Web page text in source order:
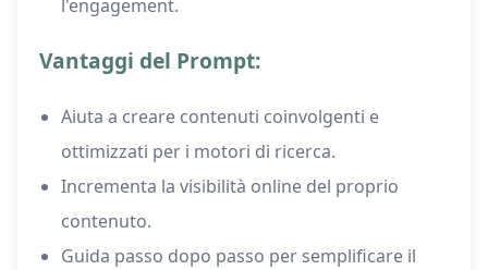
l'engagement.
Vantaggi del Prompt:
Aiuta a creare contenuti coinvolgenti e
ottimizzati per i motori di ricerca.
Incrementa la visibilità online del proprio
contenuto.
Guida passo dopo passo per semplificare il